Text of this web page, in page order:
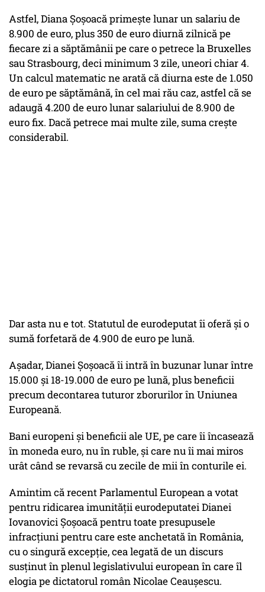
Astfel, Diana Șoșoacă primește lunar un salariu de
8.900 de euro, plus 350 de euro diurnă zilnică pe
fiecare zi a săptămânii pe care o petrece la Bruxelles
sau Strasbourg, deci minimum 3 zile, uneori chiar 4.
Un calcul matematic ne arată că diurna este de 1.050
de euro pe săptămână, în cel mai rău caz, astfel că se
adaugă 4.200 de euro lunar salariului de 8.900 de
euro fix. Dacă petrece mai multe zile, suma crește
considerabil.
Dar asta nu e tot. Statutul de eurodeputat îi oferă și o
sumă forfetară de 4.900 de euro pe lună.
Așadar, Dianei Șoșoacă îi intră în buzunar lunar între
15.000 și 18-19.000 de euro pe lună, plus beneficii
precum decontarea tuturor zborurilor în Uniunea
Europeană.
Bani europeni și beneficii ale UE, pe care îi încasează
în moneda euro, nu în ruble, și care nu îi mai miros
urât când se revarsă cu zecile de mii în conturile ei.
Amintim că recent Parlamentul European a votat
pentru ridicarea imunității eurodeputatei Dianei
Iovanovici Șoșoacă pentru toate presupusele
infracțiuni pentru care este anchetată în România,
cu o singură excepție, cea legată de un discurs
susținut în plenul legislativului european în care îl
elogia pe dictatorul român Nicolae Ceaușescu.